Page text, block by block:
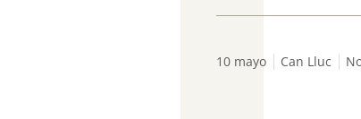
10 mayo Can Lluc